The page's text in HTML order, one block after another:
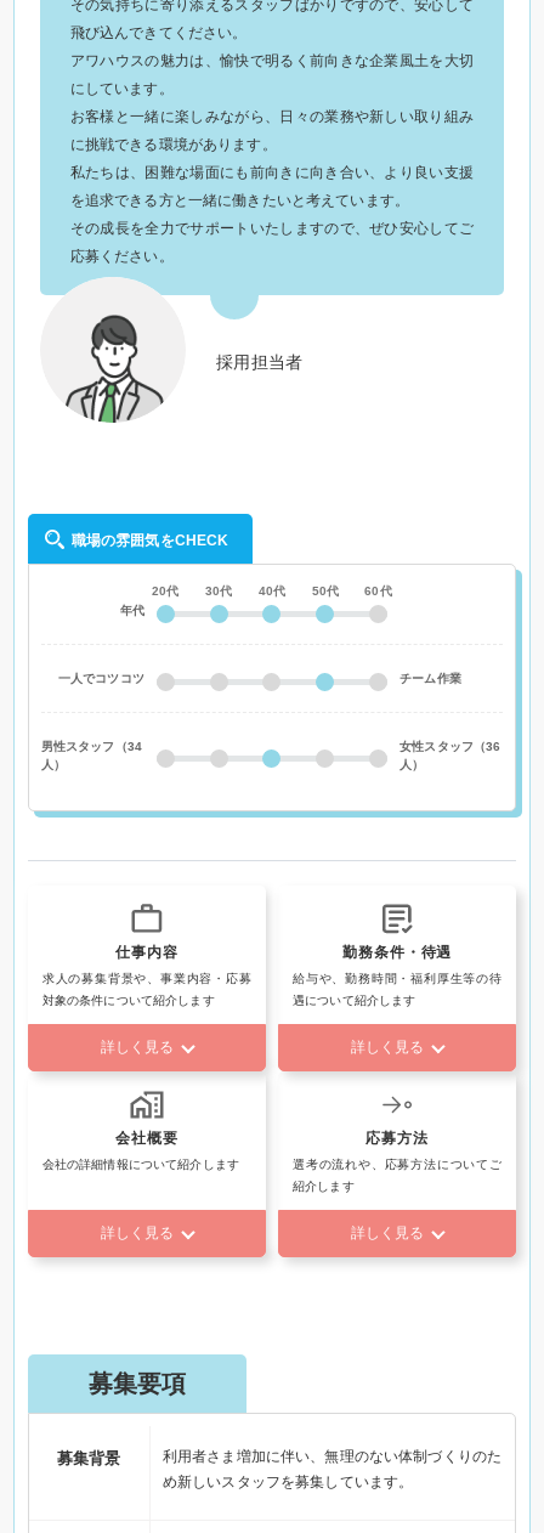
採用担当者
その気持ちに寄り添えるスタッフばかりですので、安心して
飛び込んできてください。
アワハウスの魅力は、愉快で明るく前向きな企業風土を大切
にしています。
お客様と一緒に楽しみながら、日々の業務や新しい取り組み
に挑戦できる環境があります。
私たちは、困難な場面にも前向きに向き合い、より良い支援
を追求できる方と一緒に働きたいと考えています。
その成長を全力でサポートいたしますので、ぜひ安心してご
応募ください。
職場の雰囲気をCHECK
年代
20代 30代 40代 50代 60代
一人でコツコツ チーム作業
男性スタッフ（34
人）
女性スタッフ（36
人）
仕事内容
求人の募集背景や、事業内容・応募
対象の条件について紹介します
詳しく見る
勤務条件・待遇
給与や、勤務時間・福利厚生等の待
遇について紹介します
詳しく見る
会社概要
会社の詳細情報について紹介します
詳しく見る
応募方法
選考の流れや、応募方法についてご
紹介します
詳しく見る
募集要項
募集背景
利用者さま増加に伴い、無理のない体制づくりのた
め新しいスタッフを募集しています。